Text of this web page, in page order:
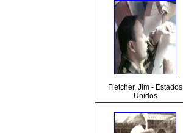
Fletcher, Jim - Estados
Unidos